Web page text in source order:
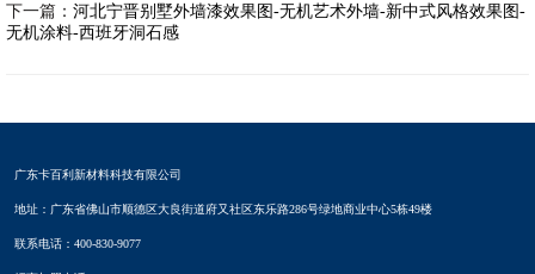
下一篇： 河北宁晋别墅外墙漆效果图-无机艺术外墙-新中式风格效果图-
无机涂料-西班牙洞石感
广东卡百利新材料科技有限公司
地址：广东省佛山市顺德区大良街道府又社区东乐路286号绿地商业中心5栋49楼
联系电话：400-830-9077